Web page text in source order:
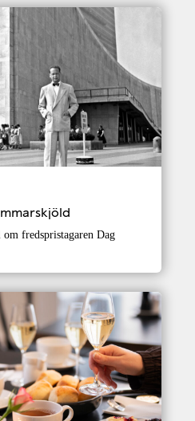
fredspristagaren Dag